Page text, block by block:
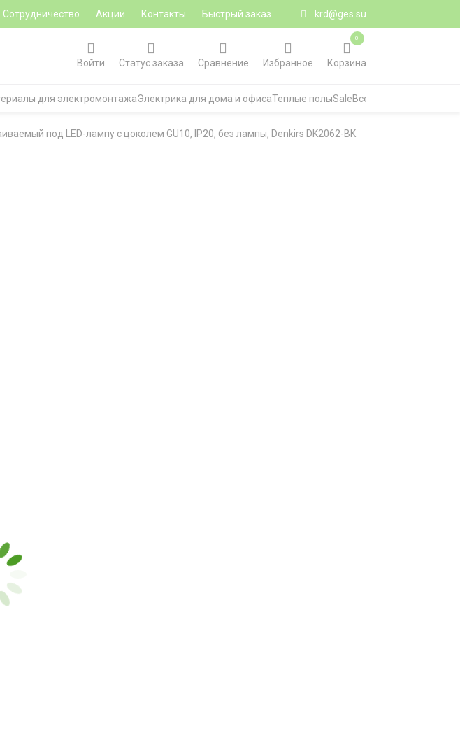
Сотрудничество Акции Контакты Быстрый заказ krd@ges.su
Войти
Статус заказа Сравнение Избранное Корзина
0
для электромонтажаЭлектрика для дома и офисаТеплые полыSaleВсе категории
под LED-лампу с цоколем GU10, IP20, без лампы, Denkirs DK2062-BK